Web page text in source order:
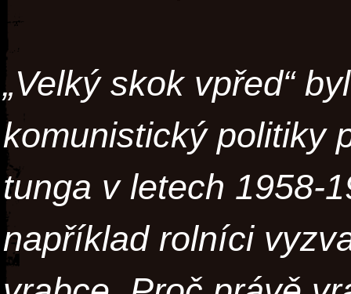
„Velký skok vpřed“
komunistický politiky
tunga v letech 1958-
například rolníci